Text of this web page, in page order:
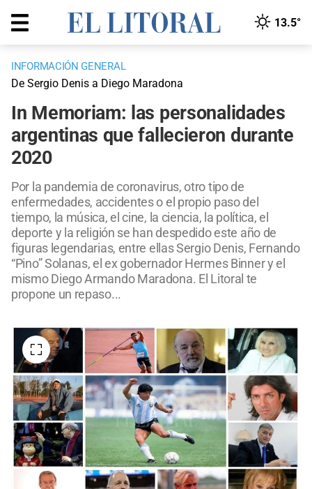
13.5°
INFORMACIÓN GENERAL
De Sergio Denis a Diego Maradona
In Memoriam: las personalidades
argentinas que fallecieron durante
2020
Por la pandemia de coronavirus, otro tipo de
enfermedades, accidentes o el propio paso del
tiempo, la música, el cine, la ciencia, la política, el
deporte y la religión se han despedido este año de
figuras legendarias, entre ellas Sergio Denis, Fernando
“Pino” Solanas, el ex gobernador Hermes Binner y el
mismo Diego Armando Maradona. El Litoral te
propone un repaso...